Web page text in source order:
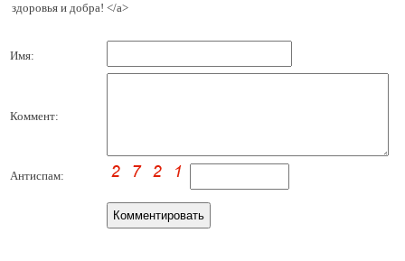
здоровья и добра! </a>
Имя:
Коммент:
Антиспам: